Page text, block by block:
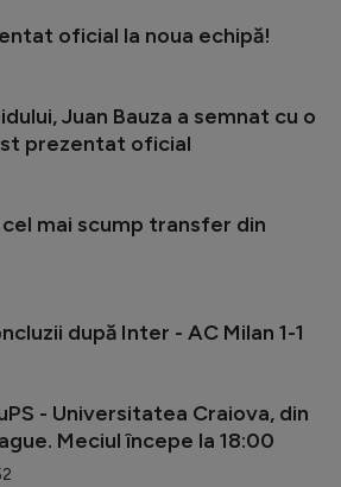
oficial la noua echipă!
Juan Bauza a semnat cu o
prezentat oficial
mai scump transfer din
după Inter - AC Milan 1-1
- Universitatea Craiova, din
Meciul începe la 18:00